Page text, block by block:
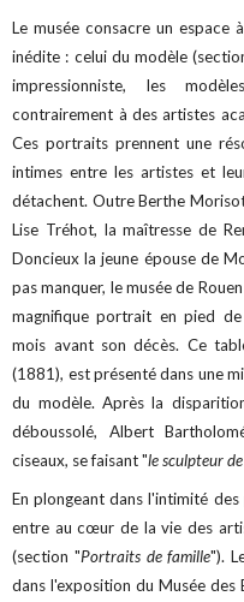
Le musée consacre un espace
inédite : celui du modèle
impressionniste, les
contrairement à des artistes
Ces portraits prennent une
intimes entre les artistes et
détachent. Outre Berthe
Lise Tréhot, la maîtresse de
Doncieux la jeune épouse de
pas manquer, le musée de
magnifique portrait en pied
mois avant son décès. Ce
(1881), est présenté dans une
du modèle. Après la
déboussolé, Albert
ciseaux, se faisant "le sculpteur
En plongeant dans l'intimité
entre au cœur de la vie des
(section "Portraits de famille").
dans l'exposition du Musée des